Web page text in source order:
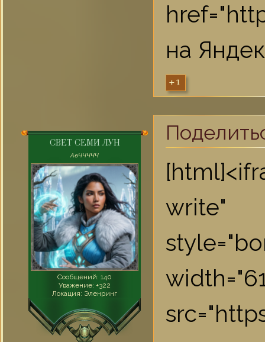
на
+1
СВЕТ СЕМИ ЛУН
AвЧЧЧЧЧ
Сообщений: 140
Уважение: +322
Локация: Эленринг
write"